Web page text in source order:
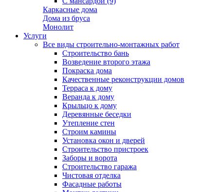
Каркасные дома
Дома из бруса
Монолит
Услуги
Все виды строительно-монтажных работ
Строительство бань
Возведение второго этажа
Покраска дома
Качественные реконструкции домов
Терраса к дому
Веранда к дому
Крыльцо к дому
Деревянные беседки
Утепление стен
Строим камины
Установка окон и дверей
Строительство пристроек
Заборы и ворота
Строительство гаража
Чистовая отделка
Фасадные работы